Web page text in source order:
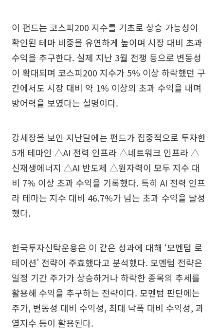
이 펀드는 코스피200 지수를 기초로 상승 가능성이
확인된 테마 비중을 유연하게 높이며 시장 대비 초과
수익을 추구한다. 실제 지난 3월 전쟁 등으로 변동성
이 확대되며 코스피200 지수가 5% 이상 하락했던 구
간에서도 시장 대비 약 1% 이상의 초과 수익을 내며
방어력을 보였다는 설명이다.
강세장을 보인 지난달에는 펀드가 집중적으로 투자한
5개 테마인 △AI 전력 인프라 △네트워크 인프라 △
신재생에너지 △AI 반도체 △원자력이 모두 지수 대
비 7% 이상 초과 수익을 기록했다. 특히 AI 전력 인프
라 테마는 지수 대비 46.7%가 넘는 초과 수익을 달성
했다.
한국투자신탁운용은 이 같은 성과에 대해 ‘모멘텀 로
테이션’ 전략이 주효했다고 분석했다. 모멘텀 전략은
일정 기간 주가가 상승하거나 하락한 종목의 추세를
활용해 수익을 추구하는 전략이다. 모멘텀 판단에는
주가, 변동성 대비 수익성, 최대 낙폭 대비 수익성, 과
열지수 등이 활용된다.